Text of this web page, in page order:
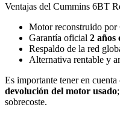
Ventajas del Cummins 6BT
Motor reconstruido por
Garantía oficial 2 años
Respaldo de la red
Alternativa rentable y
Es importante tener en
devolución del motor usado
sobrecoste.